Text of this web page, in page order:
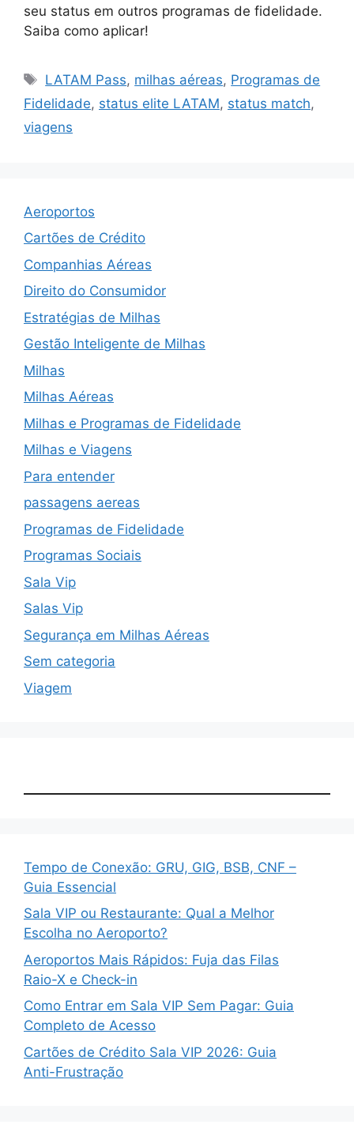
seu status em outros programas de fidelidade.
Saiba como aplicar!
Tags
LATAM Pass, milhas aéreas, Programas de
Fidelidade, status elite LATAM, status match,
viagens
Aeroportos
Cartões de Crédito
Companhias Aéreas
Direito do Consumidor
Estratégias de Milhas
Gestão Inteligente de Milhas
Milhas
Milhas Aéreas
Milhas e Programas de Fidelidade
Milhas e Viagens
Para entender
passagens aereas
Programas de Fidelidade
Programas Sociais
Sala Vip
Salas Vip
Segurança em Milhas Aéreas
Sem categoria
Viagem
Tempo de Conexão: GRU, GIG, BSB, CNF –
Guia Essencial
Sala VIP ou Restaurante: Qual a Melhor
Escolha no Aeroporto?
Aeroportos Mais Rápidos: Fuja das Filas
Raio-X e Check-in
Como Entrar em Sala VIP Sem Pagar: Guia
Completo de Acesso
Cartões de Crédito Sala VIP 2026: Guia
Anti-Frustração